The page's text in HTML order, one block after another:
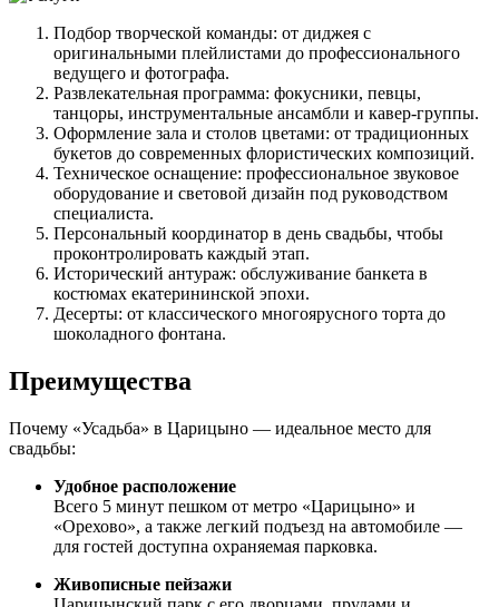
Подбор творческой команды: от диджея с
оригинальными плейлистами до профессионального
ведущего и фотографа.
Развлекательная программа: фокусники, певцы,
танцоры, инструментальные ансамбли и кавер-группы.
Оформление зала и столов цветами: от традиционных
букетов до современных флористических композиций.
Техническое оснащение: профессиональное звуковое
оборудование и световой дизайн под руководством
специалиста.
Персональный координатор в день свадьбы, чтобы
проконтролировать каждый этап.
Исторический антураж: обслуживание банкета в
костюмах екатерининской эпохи.
Десерты: от классического многоярусного торта до
шоколадного фонтана.
Преимущества
Почему «Усадьба» в Царицыно — идеальное место для
свадьбы:
Удобное расположение
Всего 5 минут пешком от метро «Царицыно» и
«Орехово», а также легкий подъезд на автомобиле —
для гостей доступна охраняемая парковка.
Живописные пейзажи